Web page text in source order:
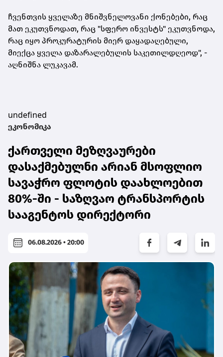
ჩვენთვის ყველაზე მნიშვნელოვანი ქონებები, რაც
მათ ეკუთვნოდათ, რაც "სფერო ინვესტს" ეკუთვნოდა,
რაც იყო პროკურატურის მიერ დაყადაღებული,
მიექცა ყველა დაზარალებულის საკეთილდღეოდ", -
აღნიშნა ლუკავამ.
undefined
ეკონომიკა
ქართველი მეზღვაურები
დასაქმებულნი არიან მსოფლიო
სავაჭრო ფლოტის დაახლოებით
80%-ში - საზღვაო ტრანსპორტის
სააგენტოს დირექტორი
06.08.2026 • 20:00